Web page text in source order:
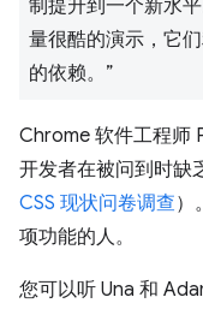
制提升到一个新水
量很酷的演示，它
的依赖。”
Chrome 软件工程师
开发者在被问到时缺
CSS 现状问卷调查）
项功能的人。
您可以听 Una 和